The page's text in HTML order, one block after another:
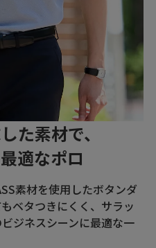
た素材で、
適なポロ
素材を使用したボタンダ
ベタつきにくく、サラッ
ジネスシーンに最適な一